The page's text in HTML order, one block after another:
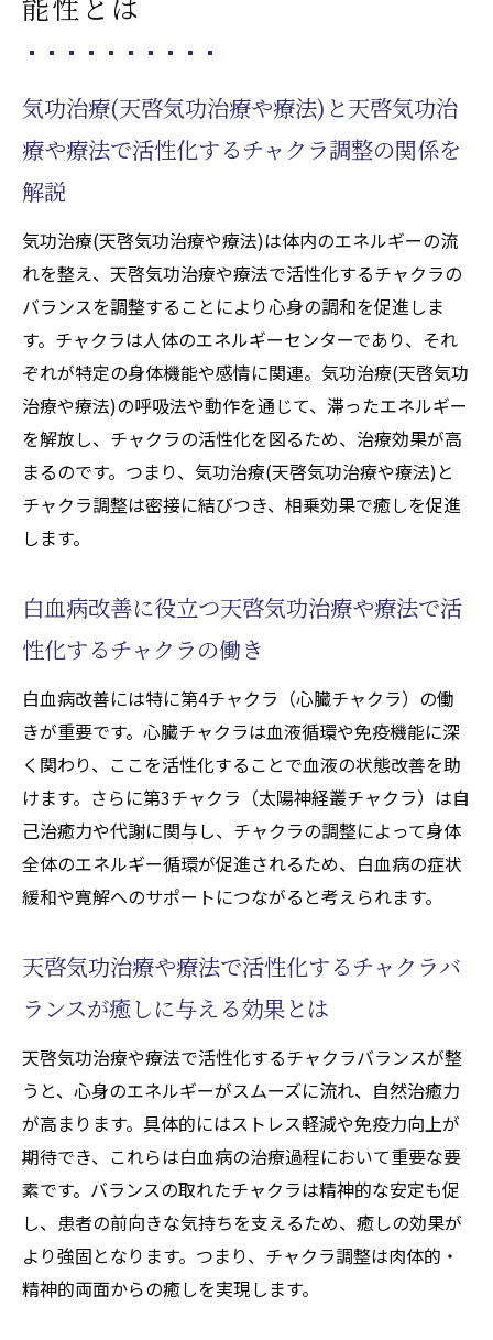
気功治療(天啓気功治療や療法)と天啓気功治
療や療法で活性化するチャクラ調整の関係を
解説
気功治療(天啓気功治療や療法)は体内のエネルギーの流
れを整え、天啓気功治療や療法で活性化するチャクラの
バランスを調整することにより心身の調和を促進しま
す。チャクラは人体のエネルギーセンターであり、それ
ぞれが特定の身体機能や感情に関連。気功治療(天啓気功
治療や療法)の呼吸法や動作を通じて、滞ったエネルギー
を解放し、チャクラの活性化を図るため、治療効果が高
まるのです。つまり、気功治療(天啓気功治療や療法)と
チャクラ調整は密接に結びつき、相乗効果で癒しを促進
します。
白血病改善に役立つ天啓気功治療や療法で活
性化するチャクラの働き
白血病改善には特に第4チャクラ（心臓チャクラ）の働
きが重要です。心臓チャクラは血液循環や免疫機能に深
く関わり、ここを活性化することで血液の状態改善を助
けます。さらに第3チャクラ（太陽神経叢チャクラ）は自
己治癒力や代謝に関与し、チャクラの調整によって身体
全体のエネルギー循環が促進されるため、白血病の症状
緩和や寛解へのサポートにつながると考えられます。
天啓気功治療や療法で活性化するチャクラバ
ランスが癒しに与える効果とは
天啓気功治療や療法で活性化するチャクラバランスが整
うと、心身のエネルギーがスムーズに流れ、自然治癒力
が高まります。具体的にはストレス軽減や免疫力向上が
期待でき、これらは白血病の治療過程において重要な要
素です。バランスの取れたチャクラは精神的な安定も促
し、患者の前向きな気持ちを支えるため、癒しの効果が
より強固となります。つまり、チャクラ調整は肉体的・
精神的両面からの癒しを実現します。